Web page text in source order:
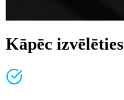
Kāpēc izvēlēties